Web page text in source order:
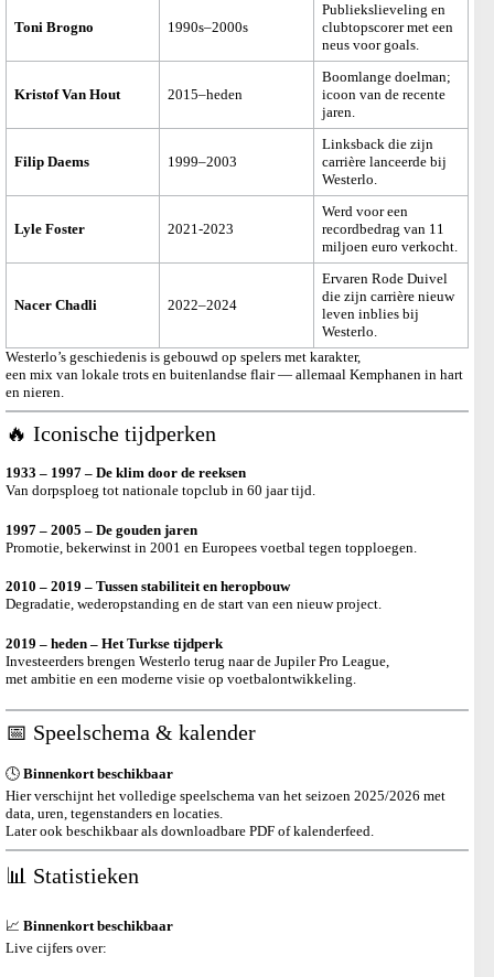
Toni Brogno 1990s–2000s
Publiekslieveling en
clubtopscorer met een
neus voor goals.
Kristof Van Hout 2015–heden
Boomlange doelman;
icoon van de recente
jaren.
Filip Daems 1999–2003
Linksback die zijn
carrière lanceerde bij
Westerlo.
Lyle Foster 2021-2023
Werd voor een
recordbedrag van 11
miljoen euro verkocht.
Nacer Chadli 2022–2024
Ervaren Rode Duivel
die zijn carrière nieuw
leven inblies bij
Westerlo.
Westerlo’s geschiedenis is gebouwd op spelers met karakter,
een mix van lokale trots en buitenlandse flair — allemaal Kemphanen in hart
en nieren.
🔥 Iconische tijdperken
1933 – 1997 – De klim door de reeksen
Van dorpsploeg tot nationale topclub in 60 jaar tijd.
1997 – 2005 – De gouden jaren
Promotie, bekerwinst in 2001 en Europees voetbal tegen topploegen.
2010 – 2019 – Tussen stabiliteit en heropbouw
Degradatie, wederopstanding en de start van een nieuw project.
2019 – heden – Het Turkse tijdperk
Investeerders brengen Westerlo terug naar de Jupiler Pro League,
met ambitie en een moderne visie op voetbalontwikkeling.
📅 Speelschema & kalender
🕓 Binnenkort beschikbaar
Hier verschijnt het volledige speelschema van het seizoen 2025/2026 met
data, uren, tegenstanders en locaties.
Later ook beschikbaar als downloadbare PDF of kalenderfeed.
📊 Statistieken
📈 Binnenkort beschikbaar
Live cijfers over: